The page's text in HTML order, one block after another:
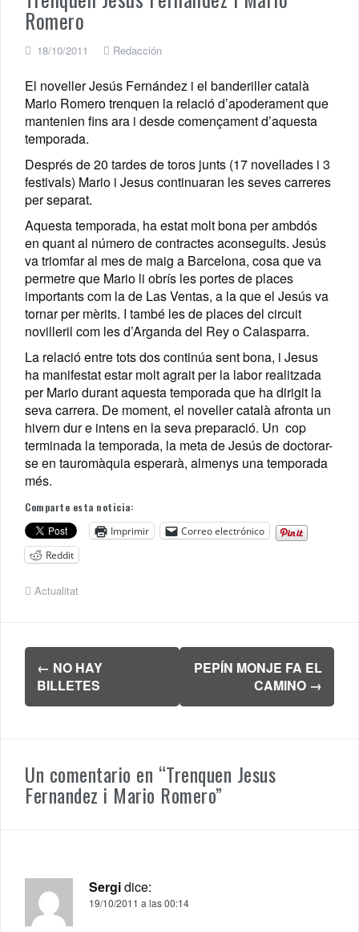
Romero
18/10/2011 Redacción
El noveller Jesús Fernández i el banderiller català
Mario Romero trenquen la relació d’apoderament que
mantenien fins ara i desde començament d’aquesta
temporada.
Després de 20 tardes de toros junts (17 novellades i 3
festivals) Mario i Jesus continuaran les seves carreres
per separat.
Aquesta temporada, ha estat molt bona per ambdós
en quant al número de contractes aconseguits. Jesús
va triomfar al mes de maig a Barcelona, cosa que va
permetre que Mario li obrís les portes de places
importants com la de Las Ventas, a la que el Jesús va
tornar per mèrits. I també les de places del circuit
novilleril com les d’Arganda del Rey o Calasparra.
La relació entre tots dos continúa sent bona, i Jesus
ha manifestat estar molt agrait per la labor realitzada
per Mario durant aquesta temporada que ha dirigit la
seva carrera. De moment, el noveller català afronta un
hivern dur e intens en la seva preparació. Un cop
terminada la temporada, la meta de Jesús de doctorar-
se en tauromàquia esperarà, almenys una temporada
més.
Comparte esta noticia:
Imprimir
Correo electrónico
Reddit
Actualitat
Navegación
de
entradas
← NO HAY
BILLETES
PEPÍN MONJE FA EL
CAMINO →
Un comentario en “Trenquen Jesus
Fernandez i Mario Romero”
Sergidice:
19/10/2011 a las 00:14